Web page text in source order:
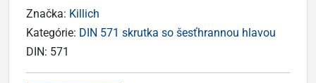
Značka: Killich
Kategórie: DIN 571 skrutka so šesťhrannou hlavou
DIN: 571